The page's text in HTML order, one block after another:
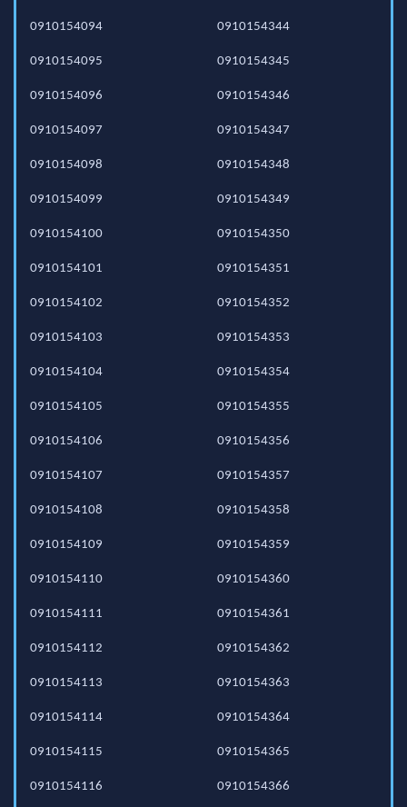
0910154094
0910154095
0910154096
0910154097
0910154098
0910154099
0910154100
0910154101
0910154102
0910154103
0910154104
0910154105
0910154106
0910154107
0910154108
0910154109
0910154110
0910154111
0910154112
0910154113
0910154114
0910154115
0910154116
0910154344
0910154345
0910154346
0910154347
0910154348
0910154349
0910154350
0910154351
0910154352
0910154353
0910154354
0910154355
0910154356
0910154357
0910154358
0910154359
0910154360
0910154361
0910154362
0910154363
0910154364
0910154365
0910154366